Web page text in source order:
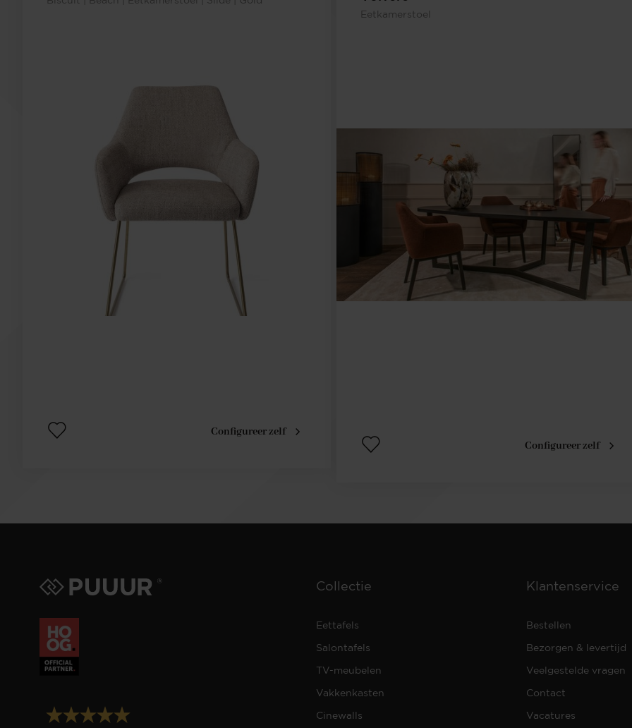
Configureer zelf
Eetkamerstoel
Configureer zelf
Collectie
Eettafels
Salontafels
TV-meubelen
Vakkenkasten
Cinewalls
Klantenservice
Bestellen
Bezorgen & levertijd
Veelgestelde vragen
Contact
Vacatures